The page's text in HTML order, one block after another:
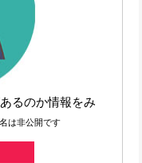
るのか情報をみ
は非公開です